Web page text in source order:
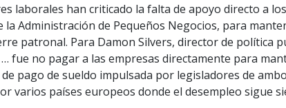
laborales han criticado la falta de apoyo directo a
la Administración de Pequeños Negocios, para
patronal. Para Damon Silvers, director de política
fue no pagar a las empresas directamente para
pago de sueldo impulsada por legisladores de
varios países europeos donde el desempleo sigue